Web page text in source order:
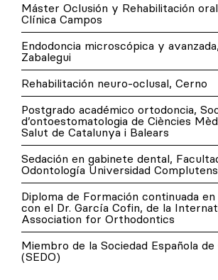
Máster Oclusión y Rehabilitación
Clínica Campos
Endodoncia microscópica y
Zabalegui
Rehabilitación neuro-oclusal, Cerno
Postgrado académico ortodoncia,
d’ontoestomatologia de Ciències
Salut de Catalunya i Balears
Sedación en gabinete dental,
Odontología Universidad
Diploma de Formación continuada
con el Dr. García Cofin, de la
Association for Orthodontics
Miembro de la Sociedad Española
(SEDO)